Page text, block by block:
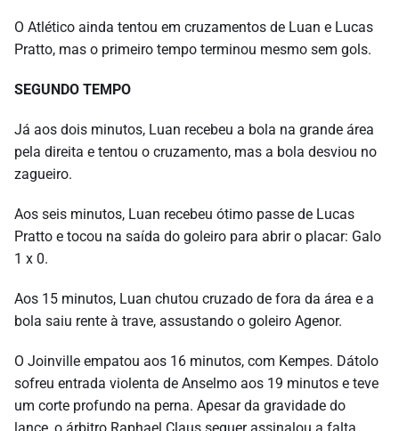
O Atlético ainda tentou em cruzamentos de Luan e Lucas
Pratto, mas o primeiro tempo terminou mesmo sem gols.
SEGUNDO TEMPO
Já aos dois minutos, Luan recebeu a bola na grande área
pela direita e tentou o cruzamento, mas a bola desviou no
zagueiro.
Aos seis minutos, Luan recebeu ótimo passe de Lucas
Pratto e tocou na saída do goleiro para abrir o placar: Galo
1 x 0.
Aos 15 minutos, Luan chutou cruzado de fora da área e a
bola saiu rente à trave, assustando o goleiro Agenor.
O Joinville empatou aos 16 minutos, com Kempes. Dátolo
sofreu entrada violenta de Anselmo aos 19 minutos e teve
um corte profundo na perna. Apesar da gravidade do